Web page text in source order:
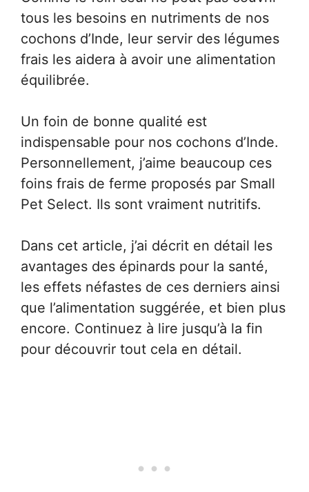
tous les besoins en nutriments de nos
cochons d’Inde, leur servir des légumes
frais les aidera à avoir une alimentation
équilibrée.
Un foin de bonne qualité est
indispensable pour nos cochons d’Inde.
Personnellement, j’aime beaucoup ces
foins frais de ferme proposés par Small
Pet Select. Ils sont vraiment nutritifs.
Dans cet article, j’ai décrit en détail les
avantages des épinards pour la santé,
les effets néfastes de ces derniers ainsi
que l’alimentation suggérée, et bien plus
encore. Continuez à lire jusqu’à la fin
pour découvrir tout cela en détail.